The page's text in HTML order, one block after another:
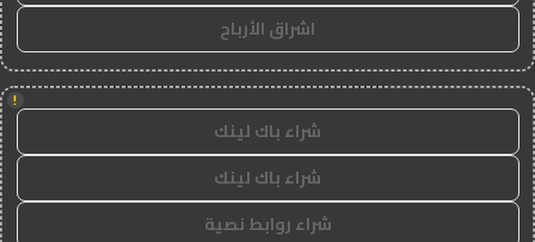
اشراق الأرباح
!
شراء باك لينك
شراء باك لينك
شراء روابط نصية